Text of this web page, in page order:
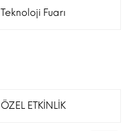
Teknoloji Fuarı
ÖZEL ETKİNLİK